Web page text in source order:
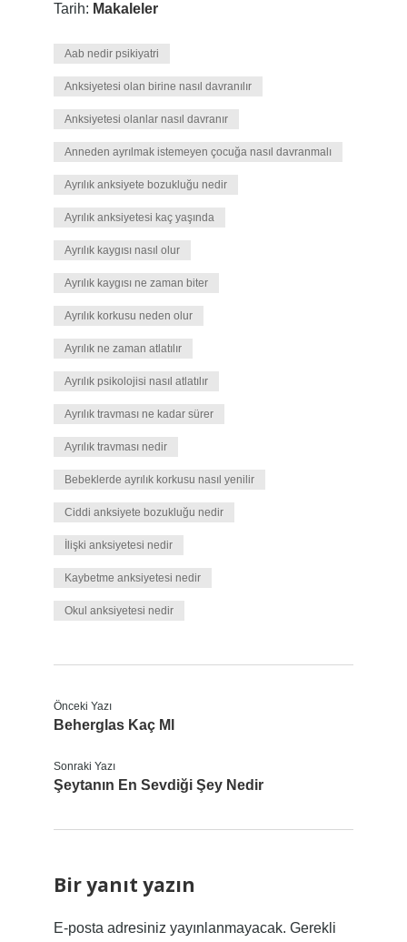
Tarih: Makaleler
Aab nedir psikiyatri
Anksiyetesi olan birine nasıl davranılır
Anksiyetesi olanlar nasıl davranır
Anneden ayrılmak istemeyen çocuğa nasıl davranmalı
Ayrılık anksiyete bozukluğu nedir
Ayrılık anksiyetesi kaç yaşında
Ayrılık kaygısı nasıl olur
Ayrılık kaygısı ne zaman biter
Ayrılık korkusu neden olur
Ayrılık ne zaman atlatılır
Ayrılık psikolojisi nasıl atlatılır
Ayrılık travması ne kadar sürer
Ayrılık travması nedir
Bebeklerde ayrılık korkusu nasıl yenilir
Ciddi anksiyete bozukluğu nedir
İlişki anksiyetesi nedir
Kaybetme anksiyetesi nedir
Okul anksiyetesi nedir
Önceki Yazı
Beherglas Kaç Ml
Sonraki Yazı
Şeytanın En Sevdiği Şey Nedir
Bir yanıt yazın
E-posta adresiniz yayınlanmayacak. Gerekli